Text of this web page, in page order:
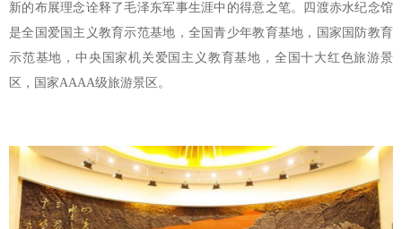
新的布展理念诠释了毛泽东军事生涯中的得意之笔。四渡赤水纪念馆
是全国爱国主义教育示范基地，全国青少年教育基地，国家国防教育
示范基地，中央国家机关爱国主义教育基地，全国十大红色旅游景
区，国家AAAA级旅游景区。